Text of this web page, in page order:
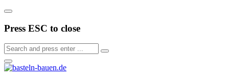
Press ESC to close